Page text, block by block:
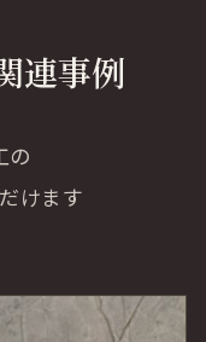
連事例
の
けます